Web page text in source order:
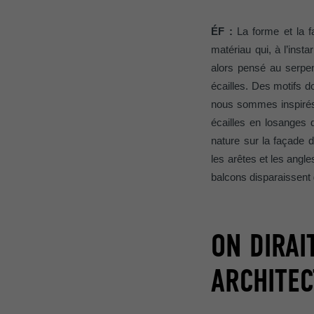
ÉF :
La forme et la
matériau qui, à
alors pensé au
écailles. Des motifs
nous sommes
écailles en losanges
nature sur la façade
les arêtes et les
balcons
ON
UTILITÉ
NOM
UTILITÉ
NOM
EXPIRATION
UTILITÉ
EXPIRATION
MARKETING
Les cookies «
annonceurs
visiteurs à
plateformes
EXPIRATION
UTILITÉ